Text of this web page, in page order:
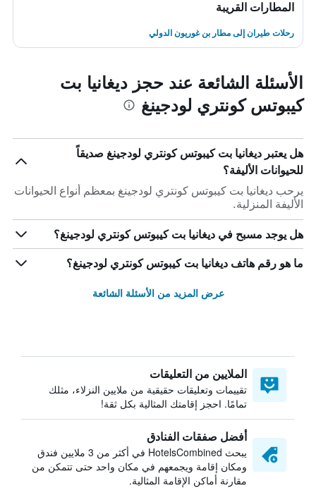
المطارات القريبة
رحلات طيران إلى مطار بن غوريون الدولي
الأسئلة الشائعة عند حجز ديغانيا بت
كيبوتس كونتري لودجينغ
هل يعتبر ديغانيا بت كيبوتس كونتري لودجينغ صديقاً
للحيوانات الأليفة؟
يرحب ديغانيا بت كيبوتس كونتري لودجينغ بمعظم أنواع الحيوانات
الأليفة المنزلية.
هل يوجد مسبح في ديغانيا بت كيبوتس كونتري لودجينغ؟
ما هو رقم هاتف ديغانيا بت كيبوتس كونتري لودجينغ؟
عرض المزيد من الأسئلة الشائعة
الملايين من التعليقات
تقييمات وتعليقات حقيقية من ملايين النزلاء، مثلك
تمامًا. احجز إقامتك المثالية بكل ثقة!
أفضل صفقات الفنادق
يبحث HotelsCombined في أكثر من 3 ملايين فندق
ومكان إقامة ويجمعهم في مكان واحد حتى تتمكن من
مقارنة أماكن الإقامة المثالية.